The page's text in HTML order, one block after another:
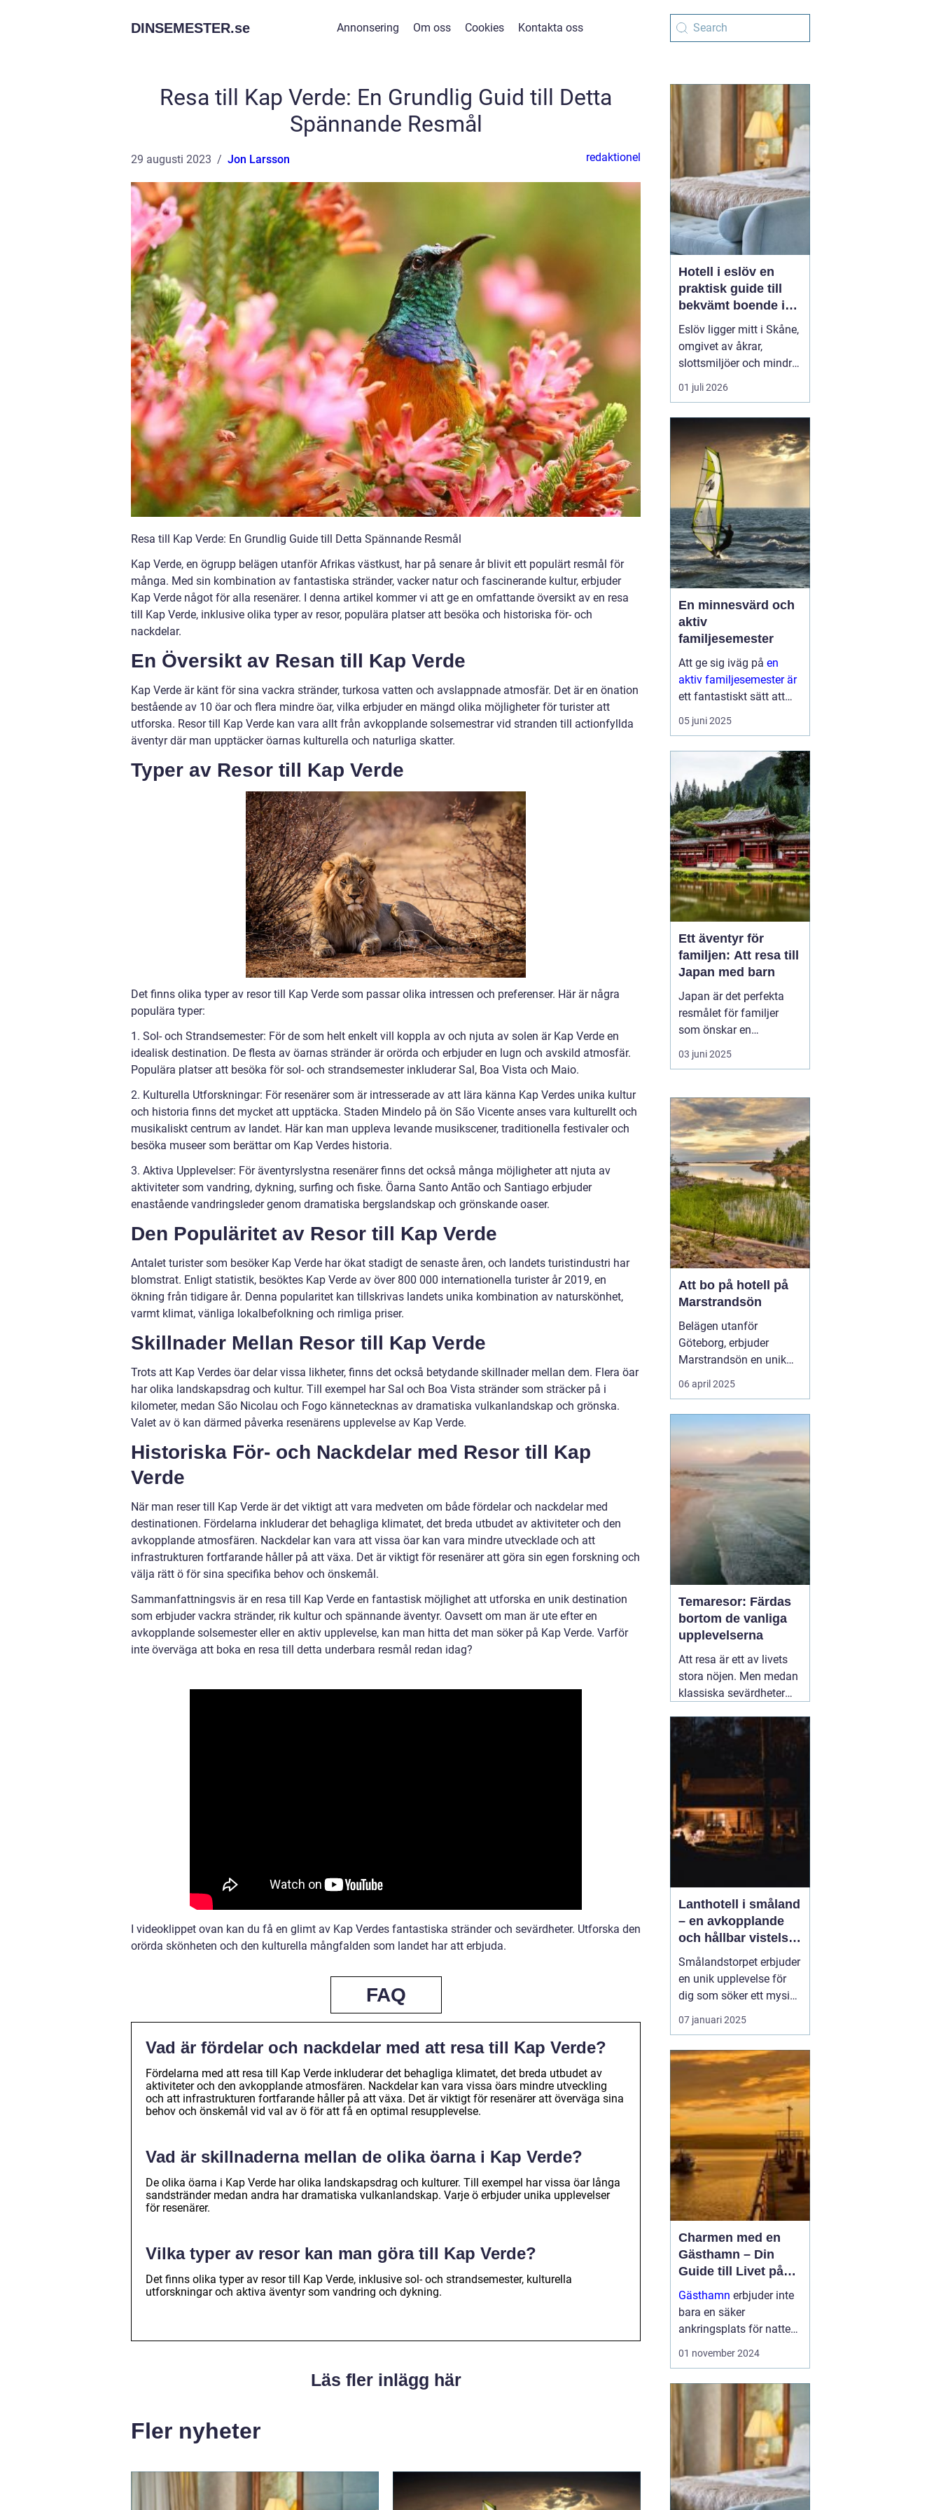
DINSEMESTER.se Annonsering Om oss Cookies Kontakta oss
Resa till Kap Verde: En Grundlig Guid till Detta
Spännande Resmål
29 augusti 2023 Jon Larsson redaktionel
Resa till Kap Verde: En Grundlig Guide till Detta Spännande Resmål
Kap Verde, en ögrupp belägen utanför Afrikas västkust, har på senare år blivit ett populärt resmål för
många. Med sin kombination av fantastiska stränder, vacker natur och fascinerande kultur, erbjuder
Kap Verde något för alla resenärer. I denna artikel kommer vi att ge en omfattande översikt av en resa
till Kap Verde, inklusive olika typer av resor, populära platser att besöka och historiska för- och
nackdelar.
En Översikt av Resan till Kap Verde
Kap Verde är känt för sina vackra stränder, turkosa vatten och avslappnade atmosfär. Det är en önation
bestående av 10 öar och flera mindre öar, vilka erbjuder en mängd olika möjligheter för turister att
utforska. Resor till Kap Verde kan vara allt från avkopplande solsemestrar vid stranden till actionfyllda
äventyr där man upptäcker öarnas kulturella och naturliga skatter.
Typer av Resor till Kap Verde
Det finns olika typer av resor till Kap Verde som passar olika intressen och preferenser. Här är några
populära typer:
1. Sol- och Strandsemester: För de som helt enkelt vill koppla av och njuta av solen är Kap Verde en
idealisk destination. De flesta av öarnas stränder är orörda och erbjuder en lugn och avskild atmosfär.
Populära platser att besöka för sol- och strandsemester inkluderar Sal, Boa Vista och Maio.
2. Kulturella Utforskningar: För resenärer som är intresserade av att lära känna Kap Verdes unika kultur
och historia finns det mycket att upptäcka. Staden Mindelo på ön São Vicente anses vara kulturellt och
musikaliskt centrum av landet. Här kan man uppleva levande musikscener, traditionella festivaler och
besöka museer som berättar om Kap Verdes historia.
3. Aktiva Upplevelser: För äventyrslystna resenärer finns det också många möjligheter att njuta av
aktiviteter som vandring, dykning, surfing och fiske. Öarna Santo Antão och Santiago erbjuder
enastående vandringsleder genom dramatiska bergslandskap och grönskande oaser.
Den Populäritet av Resor till Kap Verde
Antalet turister som besöker Kap Verde har ökat stadigt de senaste åren, och landets turistindustri har
blomstrat. Enligt statistik, besöktes Kap Verde av över 800 000 internationella turister år 2019, en
ökning från tidigare år. Denna popularitet kan tillskrivas landets unika kombination av naturskönhet,
varmt klimat, vänliga lokalbefolkning och rimliga priser.
Skillnader Mellan Resor till Kap Verde
Trots att Kap Verdes öar delar vissa likheter, finns det också betydande skillnader mellan dem. Flera öar
har olika landskapsdrag och kultur. Till exempel har Sal och Boa Vista stränder som sträcker på i
kilometer, medan São Nicolau och Fogo kännetecknas av dramatiska vulkanlandskap och grönska.
Valet av ö kan därmed påverka resenärens upplevelse av Kap Verde.
Historiska För- och Nackdelar med Resor till Kap
Verde
När man reser till Kap Verde är det viktigt att vara medveten om både fördelar och nackdelar med
destinationen. Fördelarna inkluderar det behagliga klimatet, det breda utbudet av aktiviteter och den
avkopplande atmosfären. Nackdelar kan vara att vissa öar kan vara mindre utvecklade och att
infrastrukturen fortfarande håller på att växa. Det är viktigt för resenärer att göra sin egen forskning och
välja rätt ö för sina specifika behov och önskemål.
Sammanfattningsvis är en resa till Kap Verde en fantastisk möjlighet att utforska en unik destination
som erbjuder vackra stränder, rik kultur och spännande äventyr. Oavsett om man är ute efter en
avkopplande solsemester eller en aktiv upplevelse, kan man hitta det man söker på Kap Verde. Varför
inte överväga att boka en resa till detta underbara resmål redan idag?
I videoklippet ovan kan du få en glimt av Kap Verdes fantastiska stränder och sevärdheter. Utforska den
orörda skönheten och den kulturella mångfalden som landet har att erbjuda.
FAQ
Vad är fördelar och nackdelar med att resa till Kap Verde?
Fördelarna med att resa till Kap Verde inkluderar det behagliga klimatet, det breda utbudet av
aktiviteter och den avkopplande atmosfären. Nackdelar kan vara vissa öars mindre utveckling
och att infrastrukturen fortfarande håller på att växa. Det är viktigt för resenärer att överväga sina
behov och önskemål vid val av ö för att få en optimal resupplevelse.
Vad är skillnaderna mellan de olika öarna i Kap Verde?
De olika öarna i Kap Verde har olika landskapsdrag och kulturer. Till exempel har vissa öar långa
sandstränder medan andra har dramatiska vulkanlandskap. Varje ö erbjuder unika upplevelser
för resenärer.
Vilka typer av resor kan man göra till Kap Verde?
Det finns olika typer av resor till Kap Verde, inklusive sol- och strandsemester, kulturella
utforskningar och aktiva äventyr som vandring och dykning.
Läs fler inlägg här
Fler nyheter
Hotell i eslöv en
praktisk guide till
bekvämt boende i
hjärtat av skåne
Eslöv ligger mitt i Skåne,
omgivet av åkrar,
slottsmiljöer och mindre
orter. Läget gör staden
till en smart bas för både
tåg når du snabbt Lund,
Malmö, Helsingborg och
Köpenhamn, och med bil
tar du dig lika smidigt
vidare ut på...
01 juli 2026
En minnesvärd och
aktiv
familjesemester
Att ge sig iväg på en
aktiv familjesemester är
ett fantastiskt sätt att
tillbringa tid med nära
och kära medan man
och platser. Det...
05 juni 2025
Ett äventyr för
familjen: Att resa till
Japan med barn
Japan är det perfekta
resmålet för familjer
som önskar en
kombination av
spännande kultur,
och moderna
underhållningsmöjlighet
er. Med sitt rykte som en
säker och ren
destination erbjuder...
03 juni 2025
Att bo på hotell på
Marstrandsön
Belägen utanför
Göteborg, erbjuder
Marstrandsön en unik
kombination av historia
och naturskönhet, vilket
resmål för turister från
hela världen. Med dess
charmiga a...
06 april 2025
Temaresor: Färdas
bortom de vanliga
upplevelserna
Att resa är ett av livets
stora nöjen. Men medan
klassiska sevärdheter
lockar många, finns det
en växande skara av
resenärer som söker
något mer speciellt.05
mars 2025
Lanthotell i småland
– en avkopplande
och hållbar vistelse
på smålandstorpet
Smålandstorpet erbjuder
en unik upplevelse för
dig som söker ett mysigt
lanthotell
Smålands skogar. Med
det perfekt för en avko...
07 januari 2025
Charmen med en
Gästhamn – Din
Guide till Livet på
Bryggan
Gästhamn erbjuder inte
bara en säker
ankringsplats för natten,
utan dem är också en
01 november 2024